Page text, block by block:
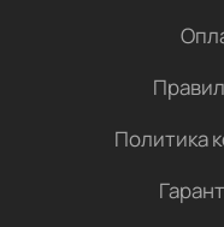
Политика